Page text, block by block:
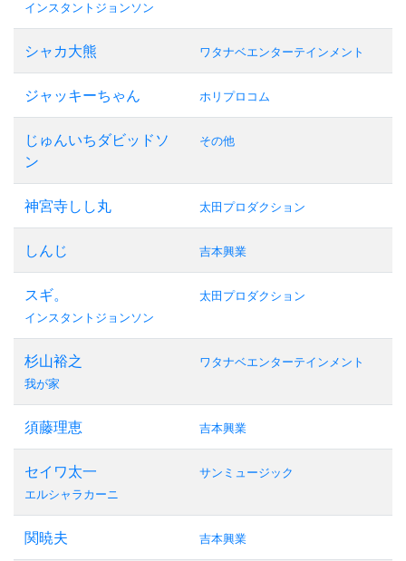
インスタントジョンソン
シャカ大熊 ワタナベエンターテインメント
ジャッキーちゃん ホリプロコム
じゅんいちダビッドソ
ン
その他
神宮寺しし丸 太田プロダクション
しんじ 吉本興業
スギ。
インスタントジョンソン
太田プロダクション
杉山裕之
我が家
ワタナベエンターテインメント
須藤理恵 吉本興業
セイワ太一
エルシャラカーニ
サンミュージック
関暁夫 吉本興業